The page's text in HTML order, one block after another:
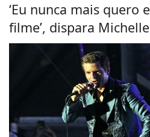
‘Eu nunca mais quero
filme’, dispara